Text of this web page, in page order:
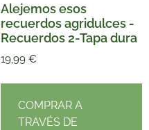
Alejemos esos
recuerdos agridulces -
Recuerdos 2-Tapa dura
19,99 €
COMPRAR A
TRAVÉS DE